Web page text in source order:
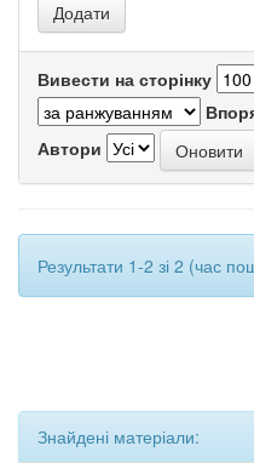
Вивести на сторінку
Автори
Результати 1-2 зі 2 (час
Знайдені матеріали: